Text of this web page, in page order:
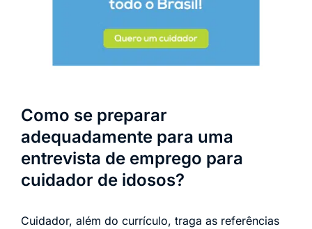
Como se preparar
adequadamente para uma
entrevista de emprego para
cuidador de idosos?
Cuidador, além do currículo, traga as referências